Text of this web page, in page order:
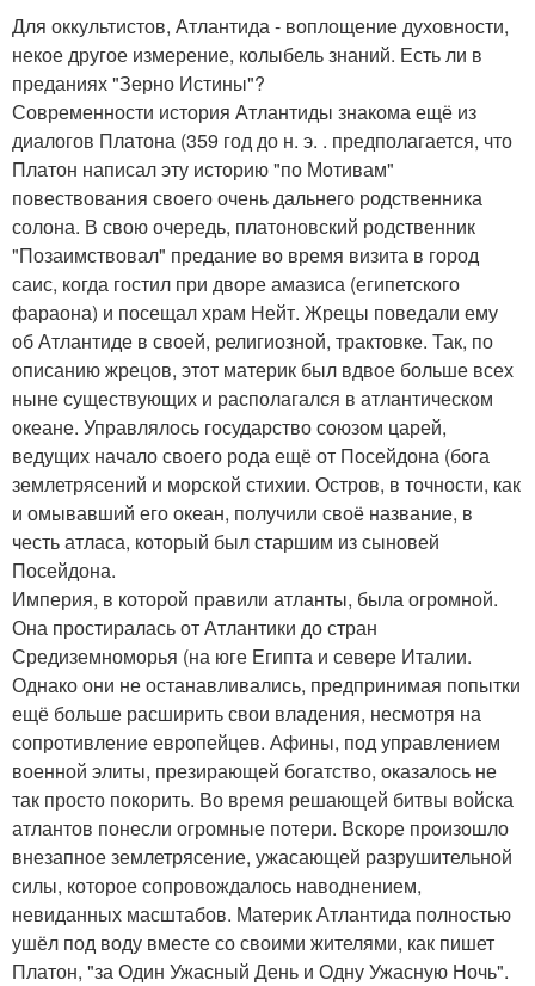
Для оккультистов, Атлантида - воплощение духовности,
некое другое измерение, колыбель знаний. Есть ли в
преданиях "Зерно Истины"?
Современности история Атлантиды знакома ещё из
диалогов Платона (359 год до н. э. . предполагается, что
Платон написал эту историю "по Мотивам"
повествования своего очень дальнего родственника
солона. В свою очередь, платоновский родственник
"Позаимствовал" предание во время визита в город
саис, когда гостил при дворе амазиса (египетского
фараона) и посещал храм Нейт. Жрецы поведали ему
об Атлантиде в своей, религиозной, трактовке. Так, по
описанию жрецов, этот материк был вдвое больше всех
ныне существующих и располагался в атлантическом
океане. Управлялось государство союзом царей,
ведущих начало своего рода ещё от Посейдона (бога
землетрясений и морской стихии. Остров, в точности, как
и омывавший его океан, получили своё название, в
честь атласа, который был старшим из сыновей
Посейдона.
Империя, в которой правили атланты, была огромной.
Она простиралась от Атлантики до стран
Средиземноморья (на юге Египта и севере Италии.
Однако они не останавливались, предпринимая попытки
ещё больше расширить свои владения, несмотря на
сопротивление европейцев. Афины, под управлением
военной элиты, презирающей богатство, оказалось не
так просто покорить. Во время решающей битвы войска
атлантов понесли огромные потери. Вскоре произошло
внезапное землетрясение, ужасающей разрушительной
силы, которое сопровождалось наводнением,
невиданных масштабов. Материк Атлантида полностью
ушёл под воду вместе со своими жителями, как пишет
Платон, "за Один Ужасный День и Одну Ужасную Ночь".